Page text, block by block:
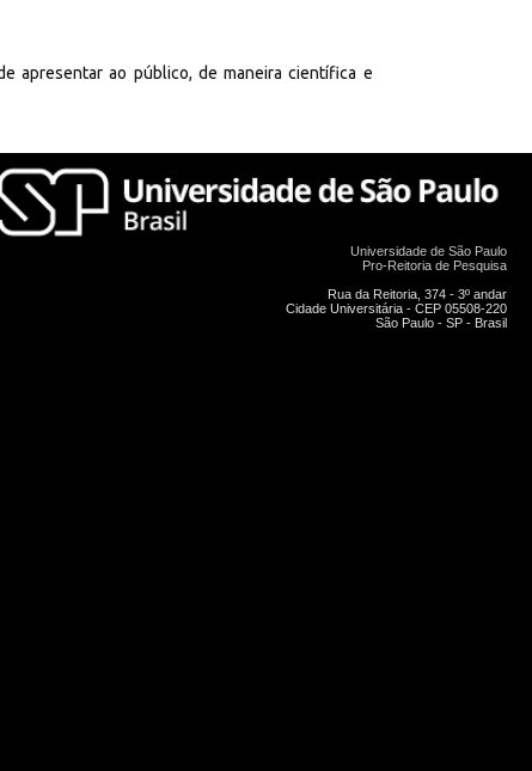
apresentar ao público, de maneira científica e
Universidade de São Paulo
Pro-Reitoria de Pesquisa
Rua da Reitoria, 374 - 3º andar
Cidade Universitária - CEP 05508-220
São Paulo - SP - Brasil